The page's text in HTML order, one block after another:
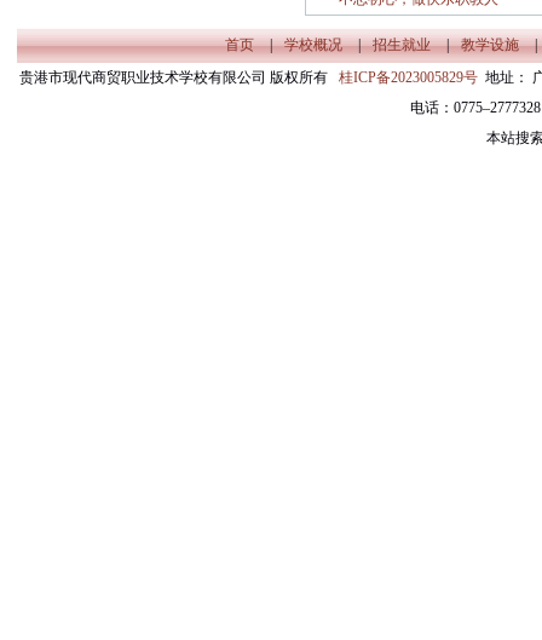
——贵港市白云职业技术学
校2018年秋季期教师校本培
训
首页 | 学校概况 | 招生就业 | 教学设施
|
贵港市现代商贸职业技术学校有限公司 版权所有 桂ICP备2023005829号 地址：
电话：
本站搜